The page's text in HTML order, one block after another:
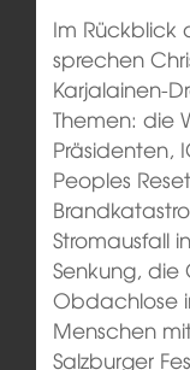
Im Rückblick
sprechen
Karjalainen-
Themen: die
Präsidenten,
Peoples
Stromausfall
Senkung, die
Obdachlose
Menschen
Salzburger